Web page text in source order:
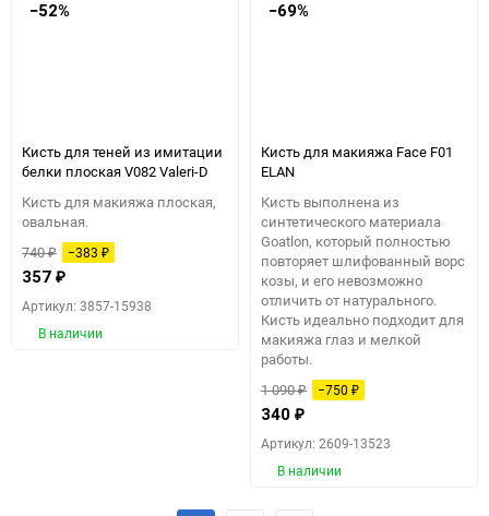
−52%
Кисть для теней из имитации
белки плоская V082 Valeri-D
Кисть для макияжа плоская,
овальная.
740₽ −383 ₽
357 ₽
Артикул: 3857-15938
В наличии
−69%
Кисть для макияжа Face F01
ELAN
Кисть выполнена из
синтетического материала
Goatlon, который полностью
повторяет шлифованный ворс
козы, и его невозможно
отличить от натурального.
Кисть идеально подходит для
макияжа глаз и мелкой
работы.​
1 090₽ −750 ₽
340 ₽
Артикул: 2609-13523
В наличии